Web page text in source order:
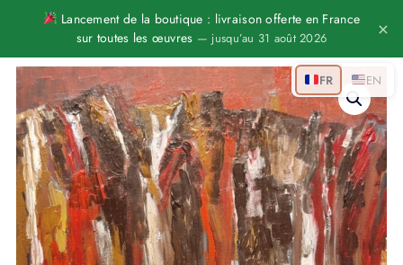
Lancement de la boutique : livraison offerte en France
sur toutes les œuvres — jusqu’au 31 août 2026 ×
contenu
quantité
de
Recueillement
FR EN